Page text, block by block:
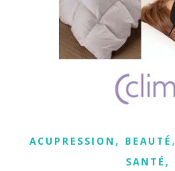
ACUPRESSION , BEAUTÉ ,
SANTÉ ,